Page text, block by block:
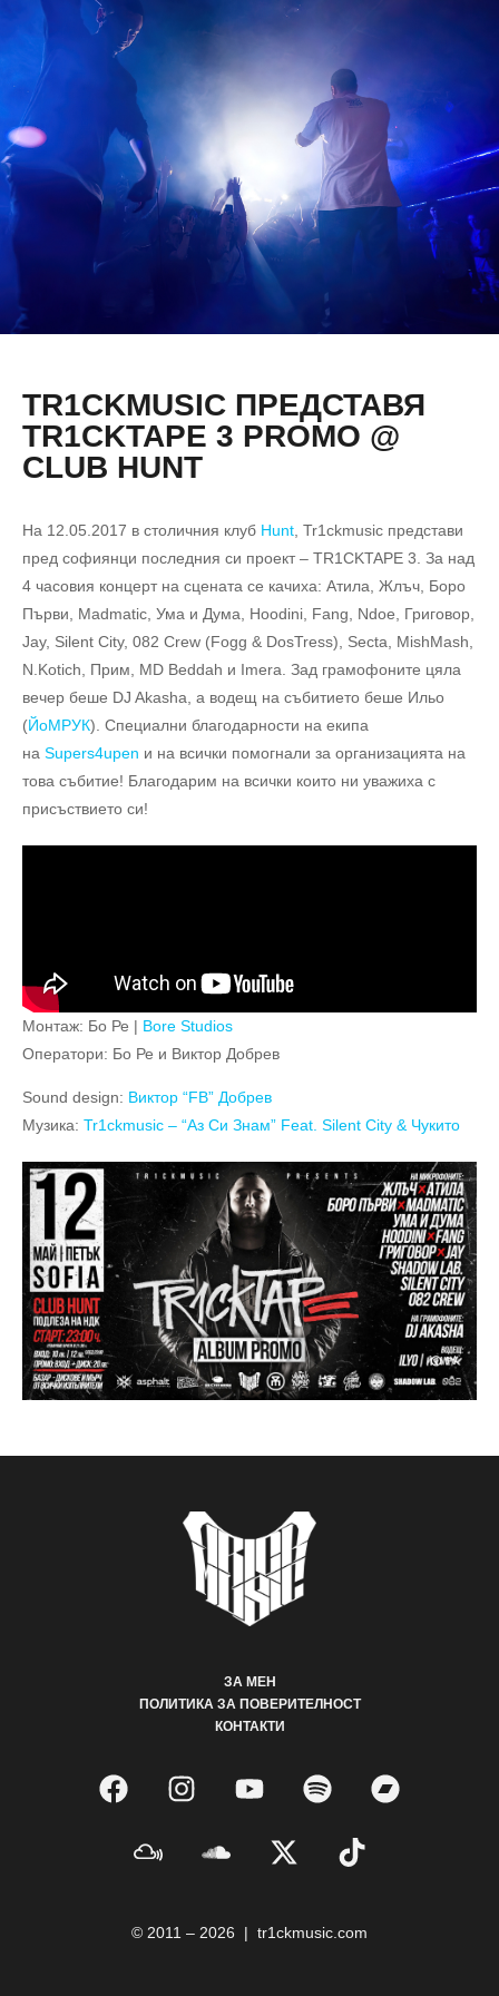
TR1CKMUSIC ПРЕДСТАВЯ
TR1CKTAPE 3 PROMO @
CLUB HUNT
На 12.05.2017 в столичния клуб Hunt , Tr1ckmusic представи
пред софиянци последния си проект – TR1CKTAPE 3. За над
4 часовия концерт на сцената се качиха: Атила, Жлъч, Боро
Първи, Madmatic, Ума и Дума, Hoodini, Fang, Ndoe, Григовор,
Jay, Silent City, 082 Crew (Fogg & DosTress), Secta, MishMash,
N.Kotich, Прим, MD Beddah и Imera. Зад грамофоните цяла
вечер беше DJ Akasha, а водещ на събитието беше Ильо
(ЙоМРУК). Специални благодарности на екипа
на Supers4upen и на всички помогнали за организацията на
това събитие! Благодарим на всички които ни уважиха с
присъствието си!
Монтаж: Бо Ре | Bore Studios
Оператори: Бо Ре и Виктор Добрев
Sound design: Виктор “FB” Добрев
Музика: Tr1ckmusic – “Аз Си Знам” Feat. Silent City & Чукито
ЗА МЕН
ПОЛИТИКА ЗА ПОВЕРИТЕЛНОСТ
КОНТАКТИ
© 2011 – 2026 | tr1ckmusic.com